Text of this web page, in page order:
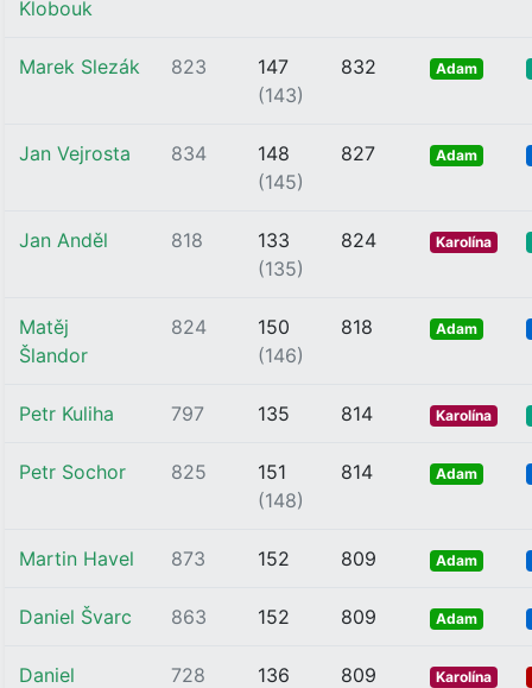
Klobouk
Marek Slezák 823
147
(143)
832 Adam
Jan Vejrosta 834
148
(145)
827 Adam
Jan Anděl 818
133
(135)
824 Karolína
Matěj
Šlandor
824
150
(146)
818 Adam
Petr Kuliha 797 135 814 Karolína
Petr Sochor 825
151
(148)
814 Adam
Martin Havel 873 152 809 Adam
Daniel Švarc 863 152 809 Adam
Daniel
728
136
809 Karolína